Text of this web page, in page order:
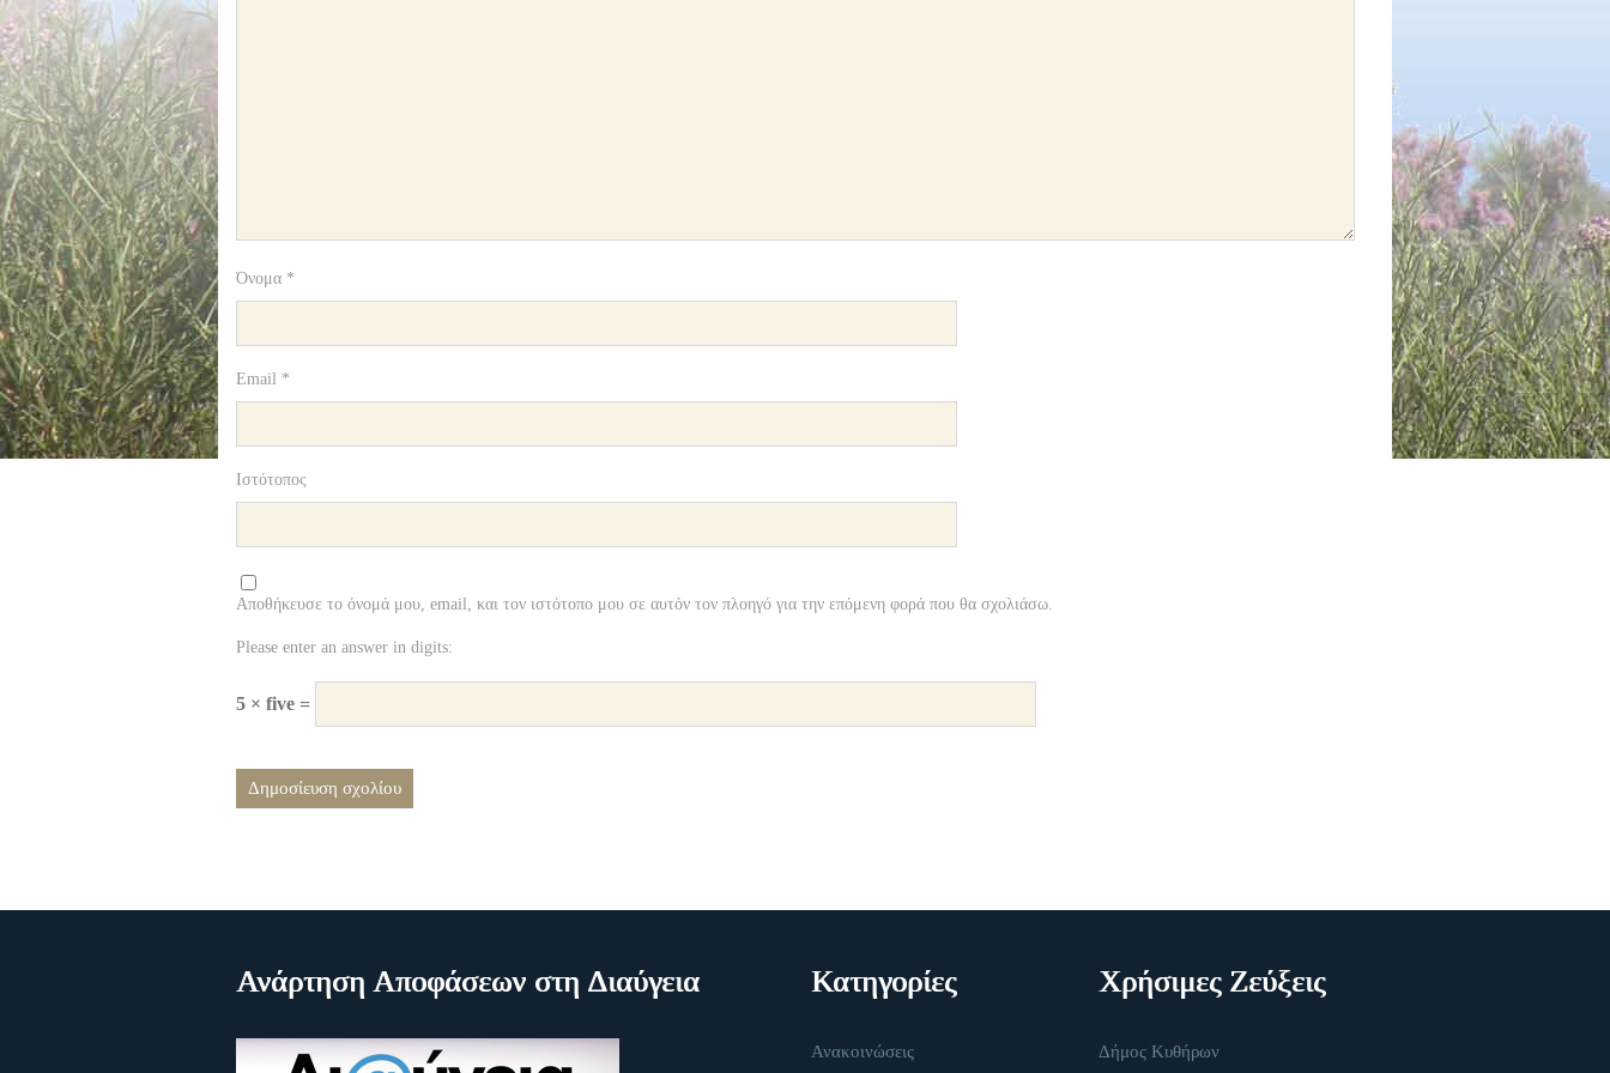
Όνομα *
Email *
Ιστότοπος
Αποθήκευσε το όνομά μου, email, και τον ιστότοπο μου σε αυτόν τον πλοηγό για την επόμενη φορά που θα σχολιάσω.
Please enter an answer in digits:
5 × five =
Ανάρτηση Αποφάσεων στη Διαύγεια Κατηγορίες
Ανακοινώσεις
Χρήσιμες Ζεύξεις
Δήμος Κυθήρων